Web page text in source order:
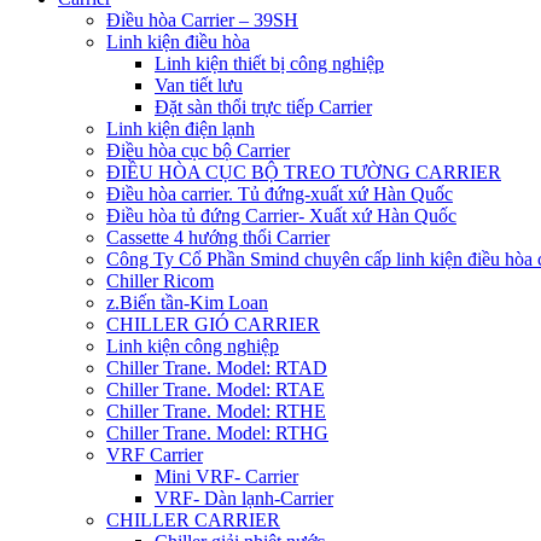
Điều hòa Carrier – 39SH
Linh kiện điều hòa
Linh kiện thiết bị công nghiệp
Van tiết lưu
Đặt sàn thổi trực tiếp Carrier
Linh kiện điện lạnh
Điều hòa cục bộ Carrier
ĐIỀU HÒA CỤC BỘ TREO TƯỜNG CARRIER
Điều hòa carrier. Tủ đứng-xuất xứ Hàn Quốc
Điều hòa tủ đứng Carrier- Xuất xứ Hàn Quốc
Cassette 4 hướng thổi Carrier
Công Ty Cổ Phần Smind chuyên cấp linh kiện điều hòa
Chiller Ricom
z.Biến tần-Kim Loan
CHILLER GIÓ CARRIER
Linh kiện công nghiệp
Chiller Trane. Model: RTAD
Chiller Trane. Model: RTAE
Chiller Trane. Model: RTHE
Chiller Trane. Model: RTHG
VRF Carrier
Mini VRF- Carrier
VRF- Dàn lạnh-Carrier
CHILLER CARRIER